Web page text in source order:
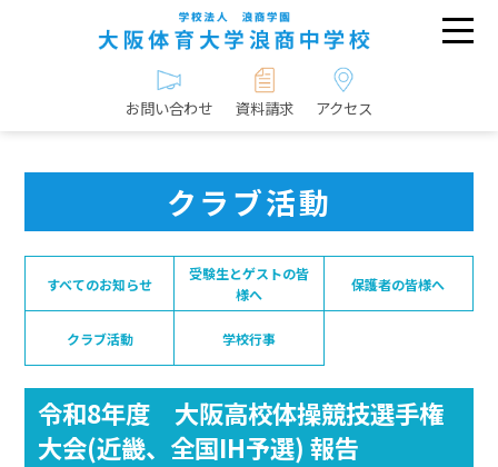
お問い合わせ 資料請求 アクセス
クラブ活動
すべてのお知らせ
受験生とゲストの皆
様へ
保護者の皆様へ
クラブ活動 学校行事
令和8年度 大阪高校体操競技選手権
大会(近畿、全国IH予選) 報告